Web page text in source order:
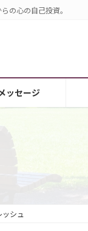
の心の自己投資。
ッセージ
シュ